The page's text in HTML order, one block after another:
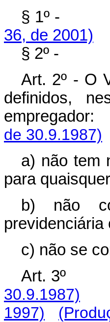
§
36, de 2001)
§
Art. 2º - O
definidos,
de 30.9.1987)
a) não tem
para
b) não
previdenciária
c) não se
Art.
30.9.1987)
1997)